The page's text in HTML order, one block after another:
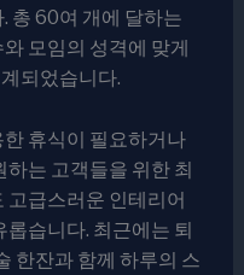
총 60여 개에 달하는
모임의 성격에 맞게
되었습니다.
휴식이 필요하거나
는 고객들을 위한 최
고급스러운 인테리어
롭습니다. 최근에는 퇴
한잔과 함께 하루의 스